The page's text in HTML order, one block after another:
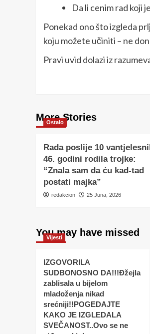
Da li cenim rad koji
Ponekad ono što izgleda
koju možete učiniti – ne
Pravi uvid dolazi iz
More Stories
Ostalo
Rada poslije 10
46. godini rodila trojke:
“Znala sam da ću kad-tad
postati majka”
redakcion 25 Juna, 2026
You may have missed
Vijesti
IZGOVORILA
SUDBONOSNO DA!!!Đžejla
zablisala u bijelom
mladoženja nikad
srećniji!!POGEDAJTE
KAKO JE IZGLEDALA
SVEČANOST..Ovo se ne